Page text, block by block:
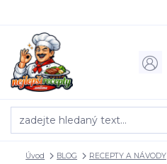
Úvod BLOG RECEPTY A NÁVODY